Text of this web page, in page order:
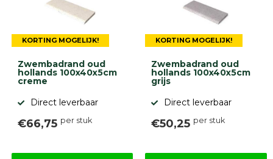
Afwatering
diversen
Beplantings
betonelementen
Overig
KORTING MOGELIJK!
Zwembadrand oud
hollands 100x40x5cm
creme
Direct leverbaar
€66,75 per stuk
KORTING MOGELIJK!
Zwembadrand oud
hollands 100x40x5cm
grijs
Direct leverbaar
€50,25 per stuk